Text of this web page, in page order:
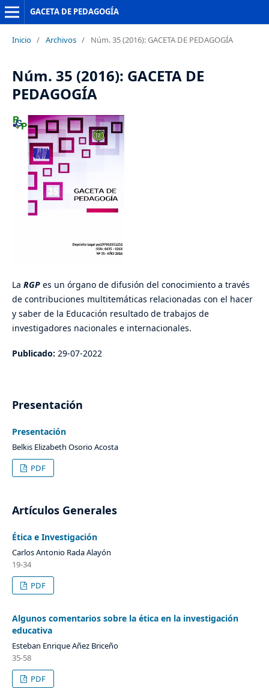
GACETA DE PEDAGOGÍA
Inicio / Archivos / Núm. 35 (2016): GACETA DE PEDAGOGÍA
Núm. 35 (2016): GACETA DE
PEDAGOGÍA
La RGPes un órgano de difusión del conocimiento a través
de contribuciones multitemáticas relacionadas con el hacer
y saber de la Educación resultado de trabajos de
investigadores nacionales e internacionales.
Publicado: 29-07-2022
Presentación
Presentación
Belkis Elizabeth Osorio Acosta
PDF
Artículos Generales
Ética e Investigación
Carlos Antonio Rada Alayón
19-34
PDF
Algunos comentarios sobre la ética en la investigación
educativa
Esteban Enrique Añez Briceño
35-58
PDF